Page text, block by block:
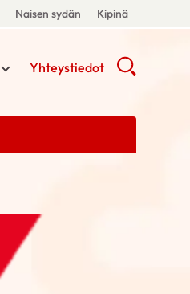
Naisen sydän Kipinä
Yhteystiedot